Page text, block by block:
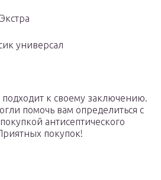
универсал
к своему заключению.
помочь вам определиться с
антисептического
покупок!